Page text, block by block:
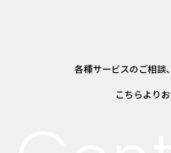
各種サービスのご相談、
こちらより